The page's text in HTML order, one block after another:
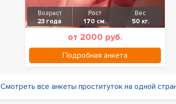
Возраст
23 года
Рост
170 см.
Вес
50 кг.
от 2000 руб.
Подробная анкета
Смотреть все анкеты проституток на одной